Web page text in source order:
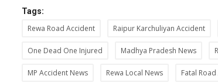
Tags:
Rewa Road Accident Raipur Karchuliyan Accident
One Dead One Injured Madhya Pradesh News
MP Accident News Rewa Local News Fatal